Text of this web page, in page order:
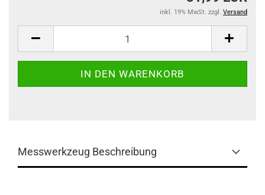
inkl. 19% MwSt. zzgl. Versand
Messwerkzeug Beschreibung